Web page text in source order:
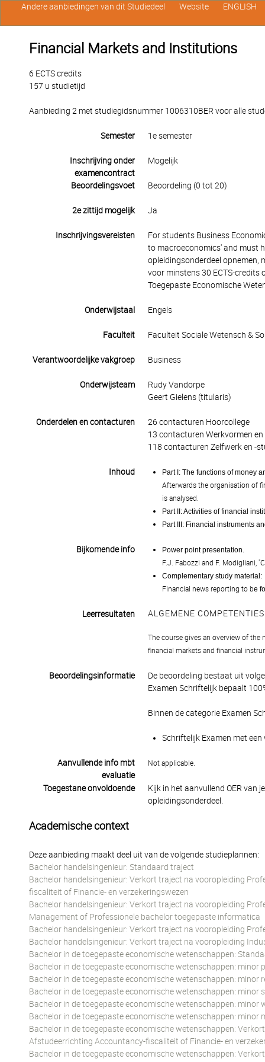
Financial Markets and Institutions
6 ECTS credits
157 u studietijd
Aanbieding 2 met studiegidsnummer 1006310BER voor alle
Semester 1e semester
Inschrijving onder
examencontract
Mogelijk
Beoordelingsvoet Beoordeling (0 tot 20)
2e zittijd mogelijk Ja
Inschrijvingsvereisten
For students Business
to macroeconomics' and must
opleidingsonderdeel opnemen,
voor minstens 30 ECTS-credits
Toegepaste Economische
Onderwijstaal Engels
Faculteit Faculteit Sociale Wetensch &
Verantwoordelijke vakgroep Business
Onderwijsteam
Rudy Vandorpe
Geert Gielens (titularis)
Onderdelen en contacturen
26 contacturen Hoorcollege
13 contacturen Werkvormen en
118 contacturen Zelfwerk en -
Inhoud
Part I: The functions of money
Afterwards the organisation of
is analysed.
Part II: Activities of financial
Part III: Financial instruments
Bijkomende info
Power point presentation.
F.J. Fabozzi and F. Modigliani,
Complementary study material:
Financial news reporting to be
Leerresultaten ALGEMENE COMPETENTIES
The course gives an overview of the
financial markets and financial
Beoordelingsinformatie
De beoordeling bestaat uit
Examen Schriftelijk bepaalt
Binnen de categorie Examen
Schriftelijk Examen met
Aanvullende info mbt
evaluatie
Not applicable.
Toegestane onvoldoende
Kijk in het aanvullend OER van
opleidingsonderdeel.
Academische context
Deze aanbieding maakt deel uit van de volgende studieplannen:
Bachelor handelsingenieur: Standaard traject
Bachelor handelsingenieur: Verkort traject na vooropleiding
fiscaliteit of Financie- en verzekeringswezen
Bachelor handelsingenieur: Verkort traject na vooropleiding
Management of Professionele bachelor toegepaste informatica
Bachelor handelsingenieur: Verkort traject na vooropleiding
Bachelor handelsingenieur: Verkort traject na vooropleiding
Bachelor in de toegepaste economische wetenschappen:
Bachelor in de toegepaste economische wetenschappen: minor
Bachelor in de toegepaste economische wetenschappen: minor
Bachelor in de toegepaste economische wetenschappen: minor
Bachelor in de toegepaste economische wetenschappen: minor
Bachelor in de toegepaste economische wetenschappen: minor
Bachelor in de toegepaste economische wetenschappen:
Afstudeerrichting Accountancy-fiscaliteit of Financie- en
Bachelor in de toegepaste economische wetenschappen:
Andere aanbiedingen van dit Studiedeel Website ENGLISH